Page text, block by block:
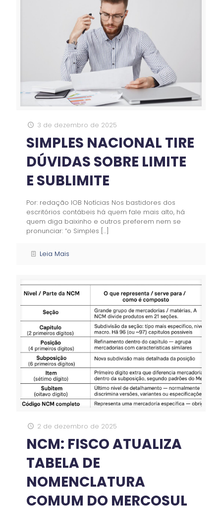
3 de dezembro de 2025
SIMPLES NACIONAL TIRE
DÚVIDAS SOBRE LIMITE
E SUBLIMITE
Por: redação IOB Notícias Nos bastidores dos
escritórios contábeis há quem fale mais alto, há
quem diga baixinho e outros preferem nem se
pronunciar: “o Simples […]
Leia Mais
2 de dezembro de 2025
NCM: FISCO ATUALIZA
TABELA DE
NOMENCLATURA
COMUM DO MERCOSUL